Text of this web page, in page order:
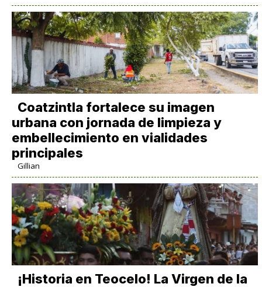
Coatzintla fortalece su imagen
urbana con jornada de limpieza y
embellecimiento en vialidades
principales
Gillian
​¡Historia en Teocelo! La Virgen de la